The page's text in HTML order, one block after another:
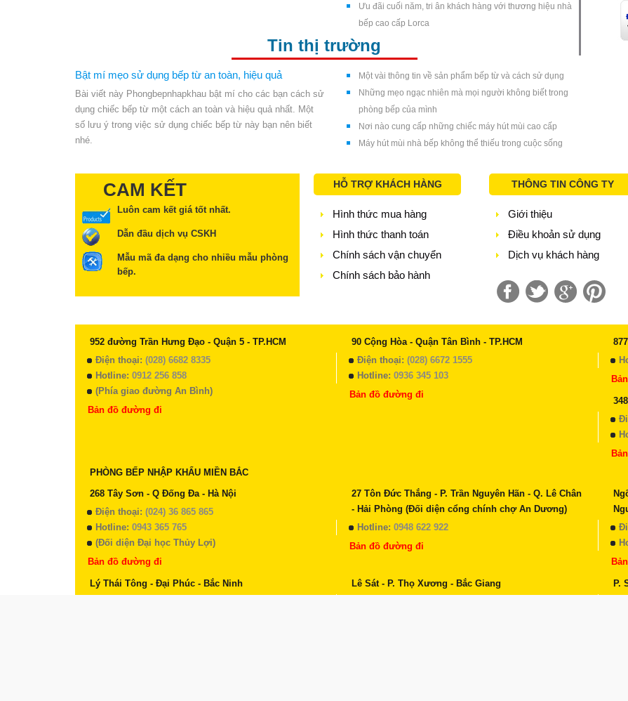
Ưu đãi cuối năm, tri ân khách hàng với thương hiệu nhà
bếp cao cấp Lorca
Tin thị trường
Bật mí mẹo sử dụng bếp từ an toàn, hiệu quả
Bài viết này Phongbepnhapkhau bật mí cho các bạn cách sử
dụng chiếc bếp từ một cách an toàn và hiệu quả nhất. Một
số lưu ý trong việc sử dụng chiếc bếp từ này bạn nên biết
nhé.
Một vài thông tin về sản phẩm bếp từ và cách sử dụng
Những mẹo ngạc nhiên mà mọi người không biết trong
phòng bếp của mình
Nơi nào cung cấp những chiếc máy hút mùi cao cấp
Máy hút mùi nhà bếp không thể thiếu trong cuộc sống
CAM KẾT
Luôn cam kết giá tốt nhất.
Dẫn đầu dịch vụ CSKH
Mẫu mã đa dạng cho nhiều mẫu phòng
bếp.
HỖ TRỢ KHÁCH HÀNG
Hình thức mua hàng
Hình thức thanh toán
Chính sách vận chuyển
Chính sách bảo hành
THÔNG TIN CÔNG TY
Giới thiệu
Điều khoản sử dụng
Dịch vụ khách hàng
952 đường Trần Hưng Đạo - Quận 5 - TP.HCM
Điện thoại: (028) 6682 8335
Hotline: 0912 256 858
(Phía giao đường An Bình)
Bản đồ đường đi
90 Cộng Hòa - Quận Tân Bình - TP.HCM
Điện thoại: (028) 6672 1555
Hotline: 0936 345 103
Bản đồ đường đi
PHÒNG BẾP NHẬP KHẨU MIỀN BẮC
268 Tây Sơn - Q Đống Đa - Hà Nội
Điện thoại: (024) 36 865 865
Hotline: 0943 365 765
(Đối diện Đại học Thủy Lợi)
Bản đồ đường đi
27 Tôn Đức Thắng - P. Trần Nguyên Hãn - Q. Lê Chân
- Hải Phòng (Đối diện cổng chính chợ An Dương)
Hotline: 0948 622 922
Bản đồ đường đi
Lý Thái Tông - Đại Phúc - Bắc Ninh
Lê Sát - P. Thọ Xương - Bắc Giang
P.